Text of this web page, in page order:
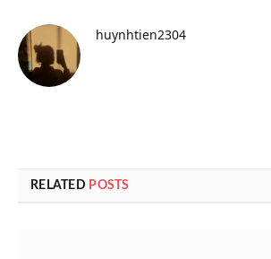
huynhtien2304
RELATED POSTS